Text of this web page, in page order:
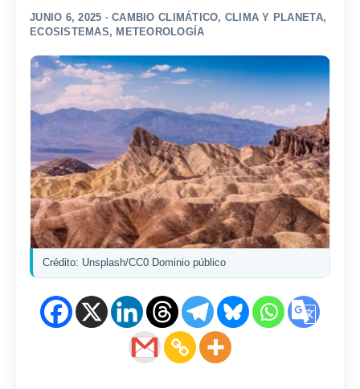
JUNIO 6, 2025 ·CAMBIO CLIMÁTICO, CLIMA Y PLANETA,
ECOSISTEMAS, METEOROLOGÍA
Crédito: Unsplash/CC0 Dominio público